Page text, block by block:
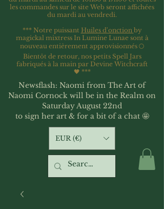
les commandes sur le site Web seront affichées
du mardi au vendredi.
*** Notre puissant Huiles d'onction by
magickal mixtress In Lumine Lunae sont à
nouveau entièrement approvisionnés 🌕
Bientôt de retour, nos petits Spell Jars
fabriqués à la main par Devine Witchcraft
🖤 ***
EUR (€)
Newsflash: Naomi from The Art of
Naomi Cornock will be in the Realm on
Saturday August 22nd
to sign her art & for a bit of a chat 🤩